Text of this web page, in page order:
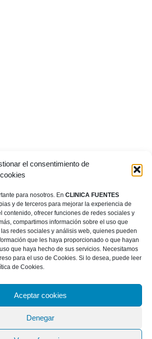
el consentimiento de
para nosotros. En CLINICA FUENTES
y de terceros para mejorar la experiencia de
contenido, ofrecer funciones de redes sociales y
compartimos información sobre el uso que
redes sociales y análisis web, quienes pueden
que les haya proporcionado o que hayan
que haya hecho de sus servicios. Necesitamos
para el uso de Cookies. Si lo desea, puede leer
de Cookies.
Aceptar cookies
Denegar